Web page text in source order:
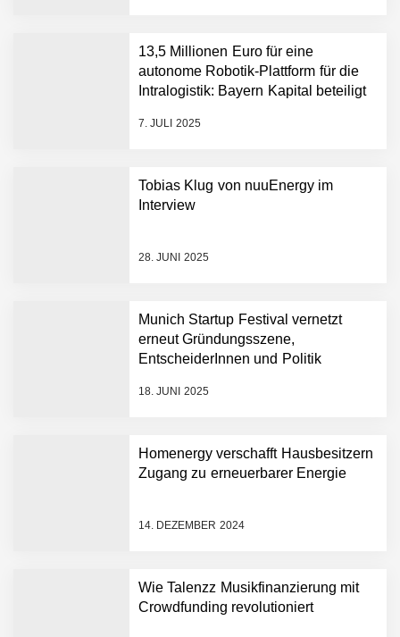
13,5 Millionen Euro für eine
autonome Robotik-Plattform für die
Intralogistik: Bayern Kapital beteiligt
7. JULI 2025
Tobias Klug von nuuEnergy im
Interview
28. JUNI 2025
Munich Startup Festival vernetzt
erneut Gründungsszene,
EntscheiderInnen und Politik
18. JUNI 2025
Homenergy verschafft Hausbesitzern
Zugang zu erneuerbarer Energie
14. DEZEMBER 2024
Wie Talenzz Musikfinanzierung mit
Crowdfunding revolutioniert
Portrait
AUDAVIS
AUDAVIS revolutioniert das
Kerngeschäft der
13,5 Millionen Euro für eine
beteiligt sich erneut an
Filics
Tobias Klug von nuuEnergy
vernetzt erneut
Gründungsszene,